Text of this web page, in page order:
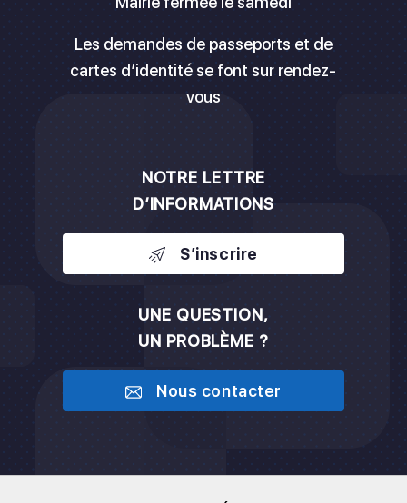
Les demandes de passeports et de
cartes d’identité se font sur rendez-
vous
NOTRE LETTRE
D’INFORMATIONS
S’inscrire
UNE QUESTION,
UN PROBLÈME ?
Nous contacter